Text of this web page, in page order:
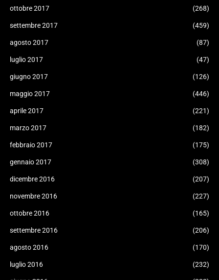
ottobre 2017 (268)
settembre 2017 (459)
agosto 2017 (87)
luglio 2017 (47)
giugno 2017 (126)
maggio 2017 (446)
aprile 2017 (221)
marzo 2017 (182)
febbraio 2017 (175)
gennaio 2017 (308)
dicembre 2016 (207)
novembre 2016 (227)
ottobre 2016 (165)
settembre 2016 (206)
agosto 2016 (170)
luglio 2016 (232)